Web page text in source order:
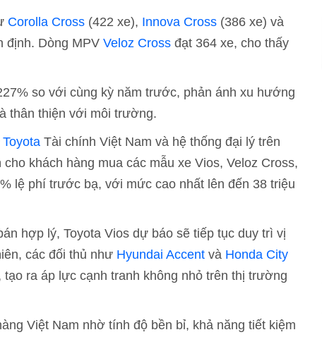
Corolla Cross (422 xe), Innova Cross (386 xe) và
định. Dòng MPV Veloz Cross đạt 364 xe, cho thấy
so với cùng kỳ năm trước, phản ánh xu hướng
thân thiện với môi trường.
Toyota Tài chính Việt Nam và hệ thống đại lý trên
khách hàng mua các mẫu xe Vios, Veloz Cross,
lệ phí trước bạ, với mức cao nhất lên đến 38 triệu
hợp lý, Toyota Vios dự báo sẽ tiếp tục duy trì vị
các đối thủ như Hyundai Accent và Honda City
ra áp lực cạnh tranh không nhỏ trên thị trường
Việt Nam nhờ tính độ bền bỉ, khả năng tiết kiệm